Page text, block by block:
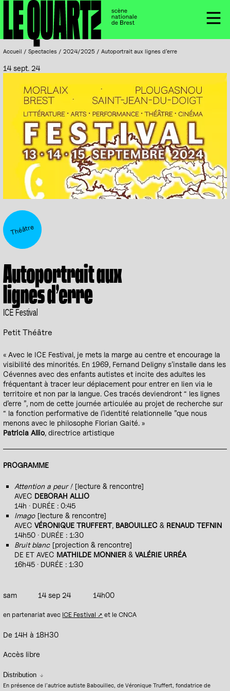
Panneau de gestion des cookies
Accueil
Menu
Accueil / Spectacles / 2024/2025 / Autoportrait aux lignes d’erre
14 sept. 24
Théâtre
Autoportrait aux
lignes d’erre
ICE Festival
Petit Théâtre
« Avec le ICE Festival, je mets la marge au centre et encourage la
visibilité des minorités. En 1969, Fernand Deligny s’installe dans les
Cévennes avec des enfants autistes et incite des adultes les
fréquentant à tracer leur déplacement pour entrer en lien via le
territoire et non par la langue. Ces tracés deviendront “ les lignes
d’erre ”, nom de cette journée articulée au projet de recherche sur
“ la fonction performative de l’identité relationnelle ”que nous
menons avec le philosophe Florian Gaité. »
Patricia Allio, directrice artistique
PROGRAMME
Attention a peur ![lecture & rencontre]
AVEC DEBORAH ALLIO
14h · DURÉE : 0:45
Imago [lecture & rencontre]
AVEC VÉRONIQUE TRUFFERT, BABOUILLEC& RENAUD TEFNIN
14h50 · DURÉE : 1:30
Bruit blanc[projection & rencontre]
DE ET AVEC MATHILDE MONNIER& VALÉRIE URRÉA
16h45 · DURÉE : 1:30
sam 14 sep 24 14h00
en partenariat avec ICE Festival et le CNCA
De 14H à 18H30
Accès libre
Distribution
En présence de l’autrice autiste Babouillec, de Véronique Truffert, fondatrice de